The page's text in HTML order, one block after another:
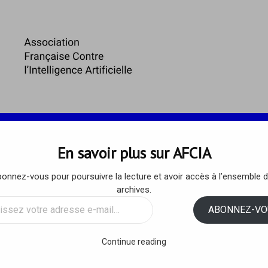
une IA trop dangereuse
sur Internet
2 COMMENTS
En savoir plus sur AFCIA
vous pour poursuivre la lecture et avoir accès à l’ensemble
archives.
ABONNEZ-
Continue reading